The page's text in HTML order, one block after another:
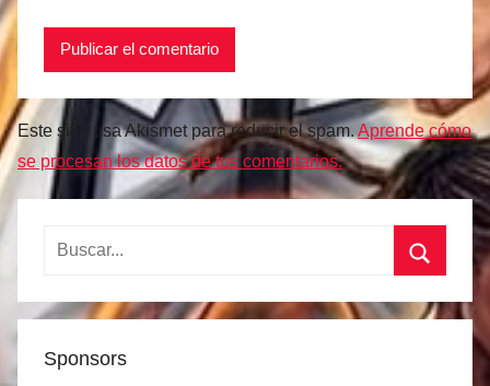
Este sitio usa Akismet para reducir el spam. Aprende cómo
se procesan los datos de tus comentarios.
Buscar:
Sponsors